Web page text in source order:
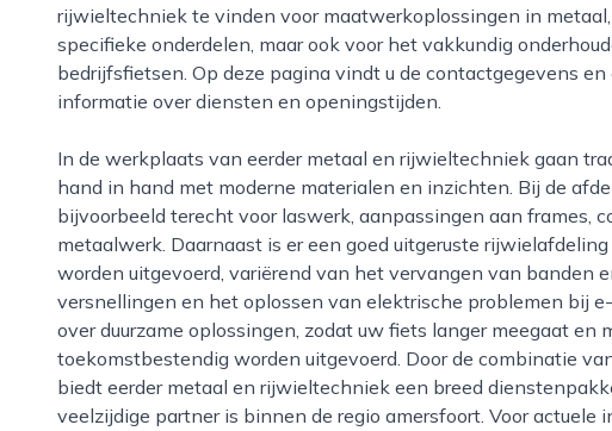
rijwieltechniek te vinden voor maatwerkoplossingen in
specifieke onderdelen, maar ook voor het vakkundig
bedrijfsfietsen. Op deze pagina vindt u de contactgegevens
informatie over diensten en openingstijden.
In de werkplaats van eerder metaal en rijwieltechniek gaan traditionele ambachtelijke technieken
hand in hand met moderne materialen en inzichten. Bij de
bijvoorbeeld terecht voor laswerk, aanpassingen aan frames,
metaalwerk. Daarnaast is er een goed uitgeruste
worden uitgevoerd, variërend van het vervangen van banden
versnellingen en het oplossen van elektrische problemen bij
over duurzame oplossingen, zodat uw fiets langer meegaat en
toekomstbestendig worden uitgevoerd. Door de combinatie
biedt eerder metaal en rijwieltechniek een breed
veelzijdige partner is binnen de regio amersfoort. Voor actuele